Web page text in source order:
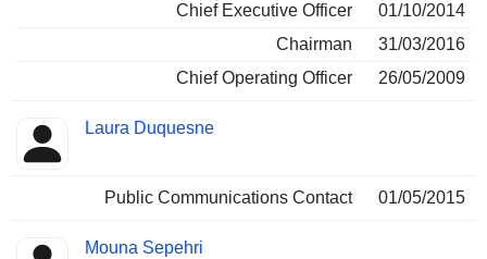
Chief Executive Officer
01/10/2014
Chairman
31/03/2016
Chief Operating Officer
26/05/2009
Laura Duquesne
Public Communications Contact 01/05/2015
Mouna Sepehri